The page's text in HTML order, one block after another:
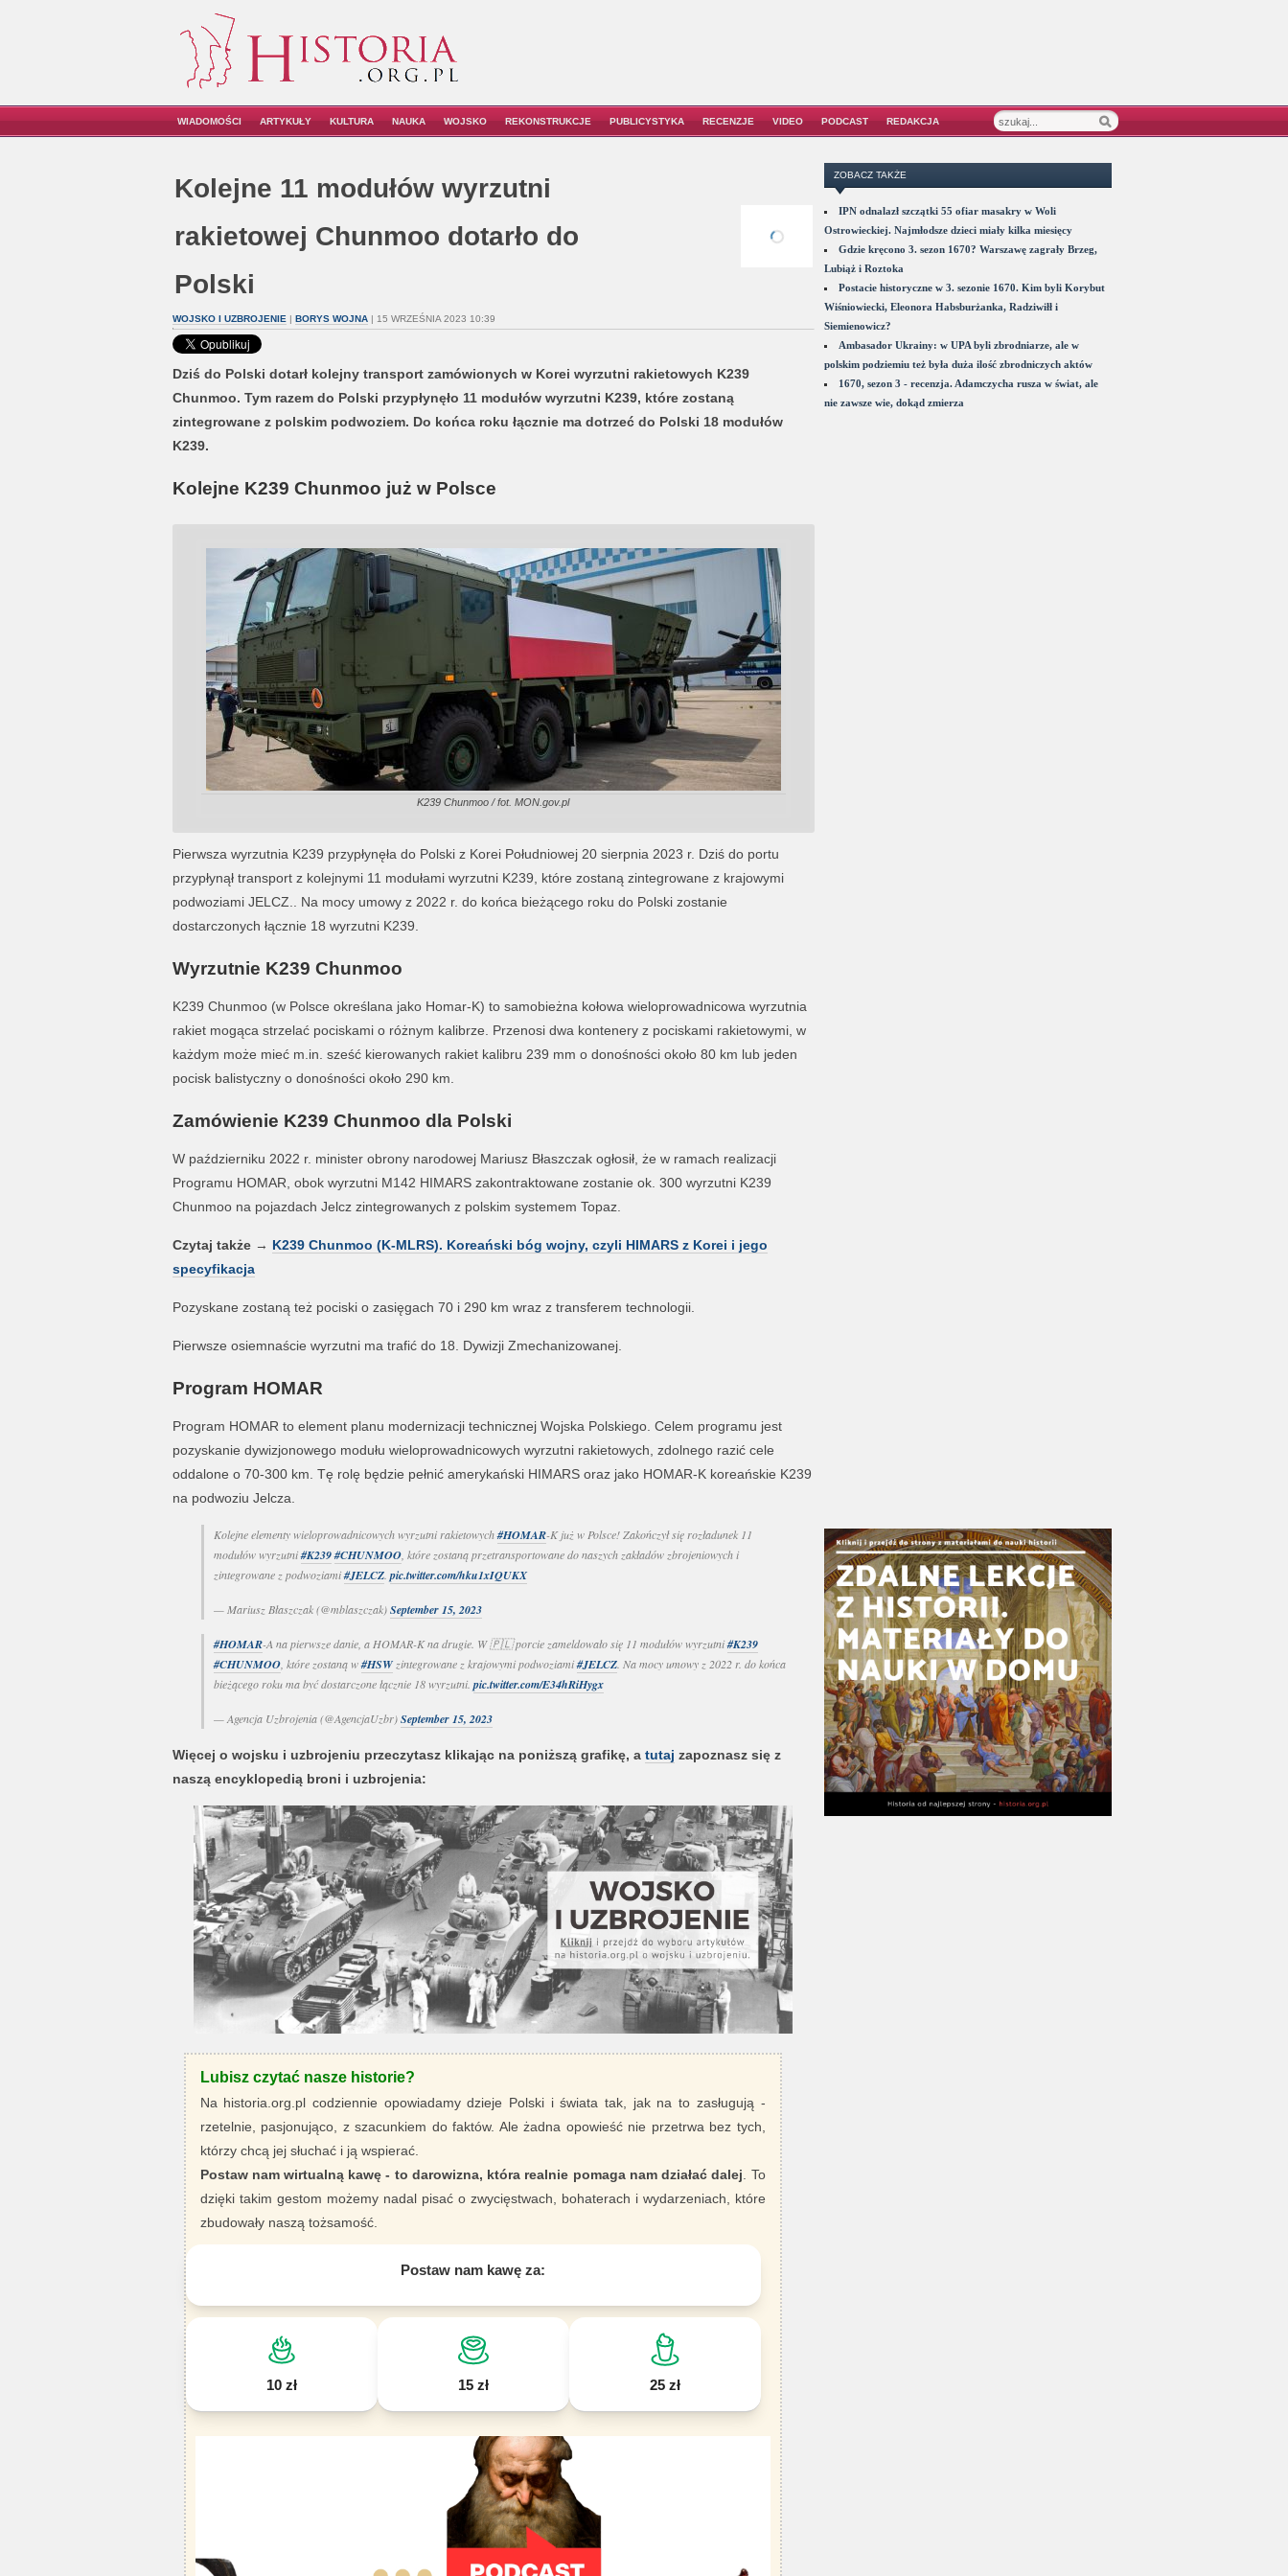
WIADOMOŚCI ARTYKUŁY KULTURA NAUKA WOJSKO REKONSTRUKCJE PUBLICYSTYKA RECENZJE VIDEO PODCAST REDAKCJA
Kolejne 11 modułów wyrzutni
rakietowej Chunmoo dotarło do
Polski
WOJSKO I UZBROJENIE | BORYS WOJNA| 15 WRZEŚNIA 2023 10:39
Dziś do Polski dotarł kolejny transport zamówionych w Korei wyrzutni rakietowych K239
Chunmoo. Tym razem do Polski przypłynęło 11 modułów wyrzutni K239, które zostaną
zintegrowane z polskim podwoziem. Do końca roku łącznie ma dotrzeć do Polski 18 modułów
K239.
Kolejne K239 Chunmoo już w Polsce
K239 Chunmoo / fot. MON.gov.pl
Pierwsza wyrzutnia K239 przypłynęła do Polski z Korei Południowej 20 sierpnia 2023 r. Dziś do portu
przypłynął transport z kolejnymi 11 modułami wyrzutni K239, które zostaną zintegrowane z krajowymi
podwoziami JELCZ.. Na mocy umowy z 2022 r. do końca bieżącego roku do Polski zostanie
dostarczonych łącznie 18 wyrzutni K239.
Wyrzutnie K239 Chunmoo
K239 Chunmoo (w Polsce określana jako Homar-K) to samobieżna kołowa wieloprowadnicowa wyrzutnia
rakiet mogąca strzelać pociskami o różnym kalibrze. Przenosi dwa kontenery z pociskami rakietowymi, w
każdym może mieć m.in. sześć kierowanych rakiet kalibru 239 mm o donośności około 80 km lub jeden
pocisk balistyczny o donośności około 290 km.
Zamówienie K239 Chunmoo dla Polski
W październiku 2022 r. minister obrony narodowej Mariusz Błaszczak ogłosił, że w ramach realizacji
Programu HOMAR, obok wyrzutni M142 HIMARS zakontraktowane zostanie ok. 300 wyrzutni K239
Chunmoo na pojazdach Jelcz zintegrowanych z polskim systemem Topaz.
Czytaj także→ K239 Chunmoo (K-MLRS). Koreański bóg wojny, czyli HIMARS z Korei i jego
specyfikacja
Pozyskane zostaną też pociski o zasięgach 70 i 290 km wraz z transferem technologii.
Pierwsze osiemnaście wyrzutni ma trafić do 18. Dywizji Zmechanizowanej.
Program HOMAR
Program HOMAR to element planu modernizacji technicznej Wojska Polskiego. Celem programu jest
pozyskanie dywizjonowego modułu wieloprowadnicowych wyrzutni rakietowych, zdolnego razić cele
oddalone o 70-300 km. Tę rolę będzie pełnić amerykański HIMARS oraz jako HOMAR-K koreańskie K239
na podwoziu Jelcza.
Kolejne elementy wieloprowadnicowych wyrzutni rakietowych#HOMAR-K już w Polsce! Zakończył się rozładunek 11
modułów wyrzutni#K239#CHUNMOO, które zostaną przetransportowane do naszych zakładów zbrojeniowych i
zintegrowane z podwoziami#JELCZ. pic.twitter.com/hku1xIQUKX
— Mariusz Błaszczak (@mblaszczak)September 15, 2023
#HOMAR-A na pierwsze danie, a HOMAR-K na drugie. W 🇵🇱 porcie zameldowało się 11 modułów wyrzutni#K239
#CHUNMOO, które zostaną w#HSWzintegrowane z krajowymi podwoziami#JELCZ. Na mocy umowy z 2022 r. do końca
bieżącego roku ma być dostarczone łącznie 18 wyrzutni. pic.twitter.com/E34hRiHygx
— Agencja Uzbrojenia (@AgencjaUzbr)September 15, 2023
Więcej o wojsku i uzbrojeniu przeczytasz klikając na poniższą grafikę, a tutaj zapoznasz się z
naszą encyklopedią broni i uzbrojenia:
Lubisz czytać nasze historie?
Na historia.org.pl codziennie opowiadamy dzieje Polski i świata tak, jak na to zasługują -
rzetelnie, pasjonująco, z szacunkiem do faktów. Ale żadna opowieść nie przetrwa bez tych,
którzy chcą jej słuchać i ją wspierać.
Postaw nam wirtualną kawę - to darowizna, która realnie pomaga nam działać dalej . To
dzięki takim gestom możemy nadal pisać o zwycięstwach, bohaterach i wydarzeniach, które
zbudowały naszą tożsamość.
Postaw nam kawę za:
10 zł 15 zł 25 zł
ZOBACZ TAKŻE
IPN odnalazł szczątki 55 ofiar masakry w Woli
Ostrowieckiej. Najmłodsze dzieci miały kilka miesięcy
Gdzie kręcono 3. sezon 1670? Warszawę zagrały Brzeg,
Lubiąż i Roztoka
Postacie historyczne w 3. sezonie 1670. Kim byli Korybut
Wiśniowiecki, Eleonora Habsburżanka, Radziwiłł i
Siemienowicz?
Ambasador Ukrainy: w UPA byli zbrodniarze, ale w
polskim podziemiu też była duża ilość zbrodniczych aktów
1670, sezon 3 - recenzja. Adamczycha rusza w świat, ale
nie zawsze wie, dokąd zmierza